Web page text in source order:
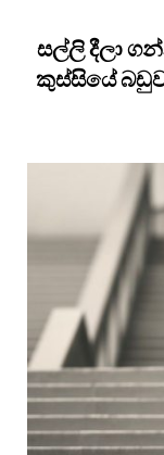
සල්ලි දීලා
කුස්සියේ